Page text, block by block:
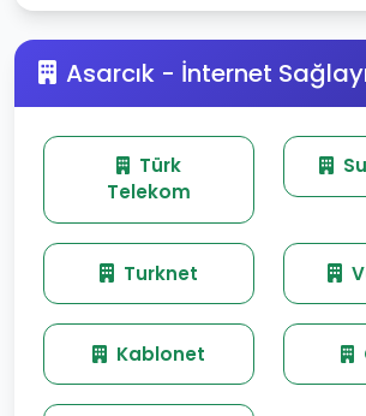
Asarcık - İnternet
Türk
Telekom
Turknet
Kablonet